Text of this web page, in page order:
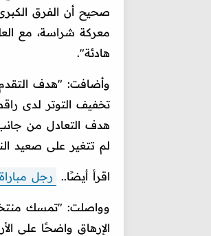
صحيح أن الفرق
معركة شراسة، مع
هادئة".
وأضافت: "هدف التقدم
تخفيف التوتر لدى
هدف التعادل من
لم تتغير على صعيد
اقرأ أيضًا.. رجل
وواصلت: "تمسك منتخب
الإرهاق واضحًا على